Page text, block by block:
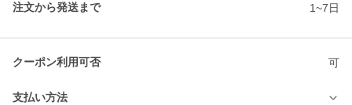
注文から発送まで 1~7日
クーポン利用可否 可
支払い方法